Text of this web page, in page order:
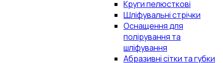
Круги пелюсткові
Шліфувальні стрічки
Оснащення для
полірування та
шліфування
Абразивні сітки та губки